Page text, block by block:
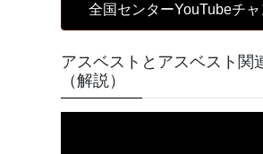
全国センターYouTubeチ
アスベストとアスベスト関
（解説）